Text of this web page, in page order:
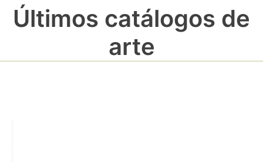
Últimos catálogos de
arte